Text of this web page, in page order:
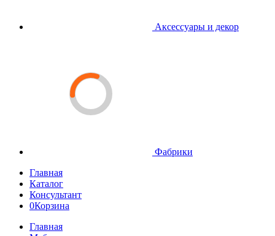
Аксессуары и декор
Фабрики
Главная
Каталог
Консультант
0Корзина
Главная